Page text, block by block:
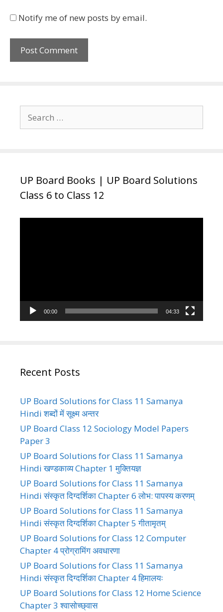
Notify me of new posts by email.
for:
UP Board Books | UP Board Solutions
Class 6 to Class 12
00:00 04:33
Recent Posts
UP Board Solutions for Class 11 Samanya
Hindi शब्दों में सूक्ष्म अन्तर
UP Board Class 12 Sociology Model Papers
Paper 3
UP Board Solutions for Class 11 Samanya
Hindi खण्डकाव्य Chapter 1 मुक्तियज्ञ
UP Board Solutions for Class 11 Samanya
Hindi संस्कृत दिग्दर्शिका Chapter 6 लोभ: पापस्य करणम्
UP Board Solutions for Class 11 Samanya
Hindi संस्कृत दिग्दर्शिका Chapter 5 गीतामृतम्
UP Board Solutions for Class 12 Computer
Chapter 4 प्रोग्रामिंग अवधारणा
UP Board Solutions for Class 11 Samanya
Hindi संस्कृत दिग्दर्शिका Chapter 4 हिमालयः
UP Board Solutions for Class 12 Home Science
Chapter 3 श्वासोच्छ्वास